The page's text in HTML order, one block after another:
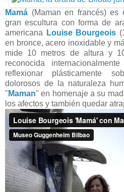
Mamá (Maman en francés) es
gran escultura con forma de
americana
Louise Bourgeois
en bronce, acero inoxidable y
mide 10 metros de altura y
reconocida
reflexionar plásticamente
dolorosos de la naturaleza
" Maman" en homenaje a su
los afectos y también quedar